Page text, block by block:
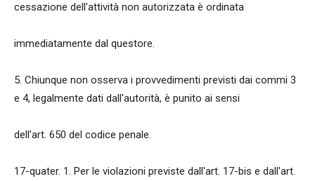
cessazione dell'attività non autorizzata è ordinata
immediatamente dal questore.
5. Chiunque non osserva i provvedimenti previsti dai commi 3
e 4, legalmente dati dall'autorità, è punito ai sensi
dell'art. 650 del codice penale.
17-quater. 1. Per le violazioni previste dall'art. 17-bis e dall'art.